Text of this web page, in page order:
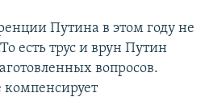
Путина в этом году не
есть трус и врун Путин
вопросов.
компенсирует